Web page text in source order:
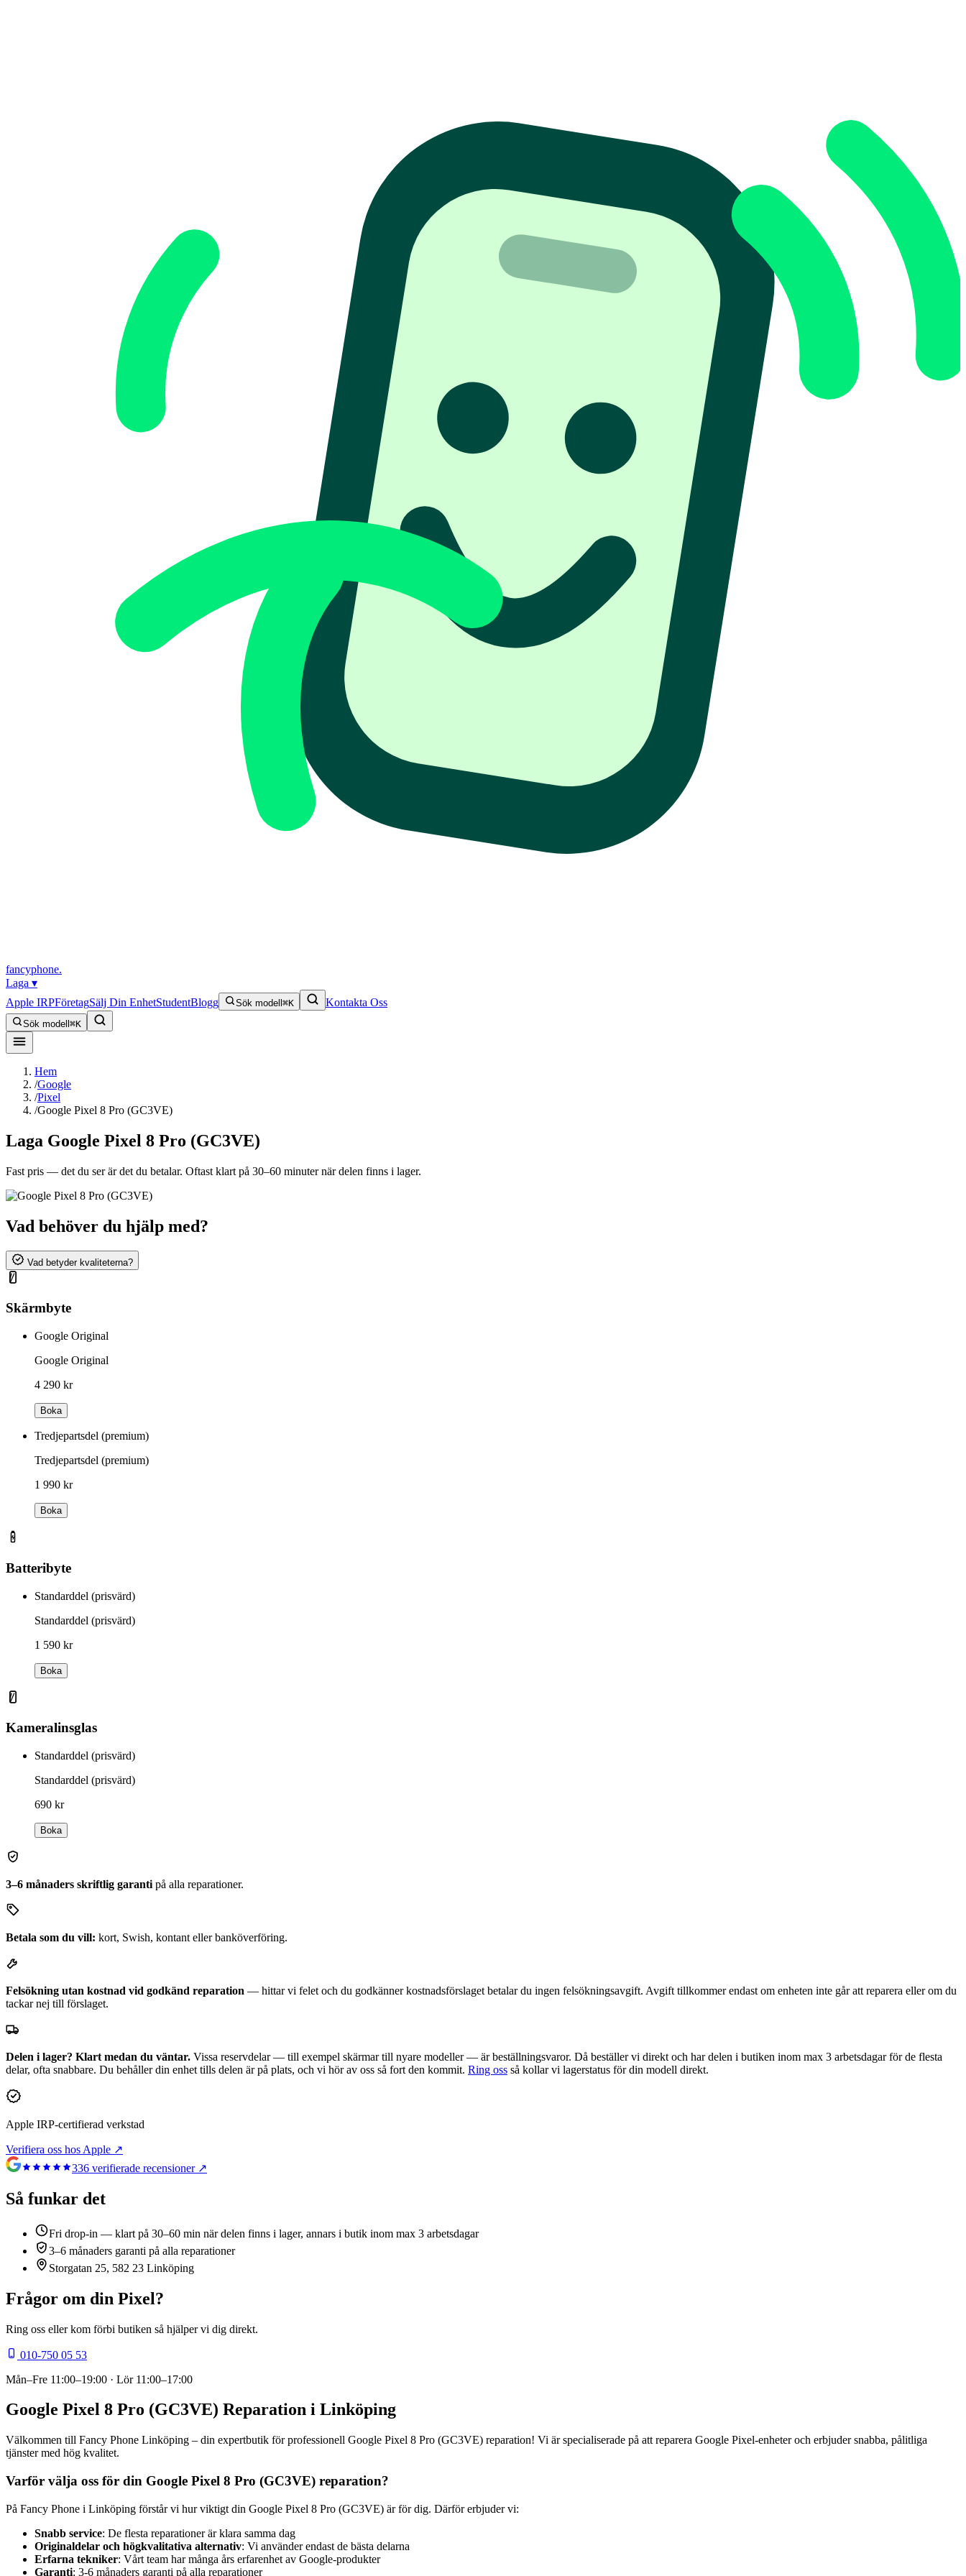
fancyphone.
Laga ▾
Apple IRPFöretagSälj Din EnhetStudentBlogg Sök modell ⌘K Kontakta Oss
Sök modell ⌘K
Hem
/Google
/Pixel
/Google Pixel 8 Pro (GC3VE)
Laga Google Pixel 8 Pro (GC3VE)
Fast pris — det du ser är det du betalar. Oftast klart på 30–60 minuter när delen finns i lager.
Vad behöver du hjälp med?
Vad betyder kvaliteterna?
Skärmbyte
Google Original
Google Original
4 290 kr
Boka
Tredjepartsdel (premium)
Tredjepartsdel (premium)
1 990 kr
Boka
Batteribyte
Standarddel (prisvärd)
Standarddel (prisvärd)
1 590 kr
Boka
Kameralinsglas
Standarddel (prisvärd)
Standarddel (prisvärd)
690 kr
Boka
3–6 månaders skriftlig garanti på alla reparationer.
Betala som du vill: kort, Swish, kontant eller banköverföring.
Felsökning utan kostnad vid godkänd reparation — hittar vi felet och du godkänner kostnadsförslaget betalar du ingen felsökningsavgift. Avgift tillkommer endast om enheten inte går att reparera eller om du
tackar nej till förslaget.
Delen i lager? Klart medan du väntar. Vissa reservdelar — till exempel skärmar till nyare modeller — är beställningsvaror. Då beställer vi direkt och har delen i butiken inom max 3 arbetsdagar för de flesta
delar, ofta snabbare. Du behåller din enhet tills delen är på plats, och vi hör av oss så fort den kommit. Ring oss så kollar vi lagerstatus för din modell direkt.
Apple IRP-certifierad verkstad
Verifiera oss hos Apple ↗
336 verifierade recensioner ↗
Så funkar det
Fri drop-in — klart på 30–60 min när delen finns i lager, annars i butik inom max 3 arbetsdagar
3–6 månaders garanti på alla reparationer
Storgatan 25, 582 23 Linköping
Frågor om din Pixel?
Ring oss eller kom förbi butiken så hjälper vi dig direkt.
010-750 05 53
Mån–Fre 11:00–19:00 · Lör 11:00–17:00
Google Pixel 8 Pro (GC3VE) Reparation i Linköping
Välkommen till Fancy Phone Linköping – din expertbutik för professionell Google Pixel 8 Pro (GC3VE) reparation! Vi är specialiserade på att reparera Google Pixel-enheter och erbjuder snabba, pålitliga
tjänster med hög kvalitet.
Varför välja oss för din Google Pixel 8 Pro (GC3VE) reparation?
På Fancy Phone i Linköping förstår vi hur viktigt din Google Pixel 8 Pro (GC3VE) är för dig. Därför erbjuder vi:
Snabb service: De flesta reparationer är klara samma dag
Originaldelar och högkvalitativa alternativ: Vi använder endast de bästa delarna
Erfarna tekniker: Vårt team har många års erfarenhet av Google-produkter
Garanti: 3-6 månaders garanti på alla reparationer